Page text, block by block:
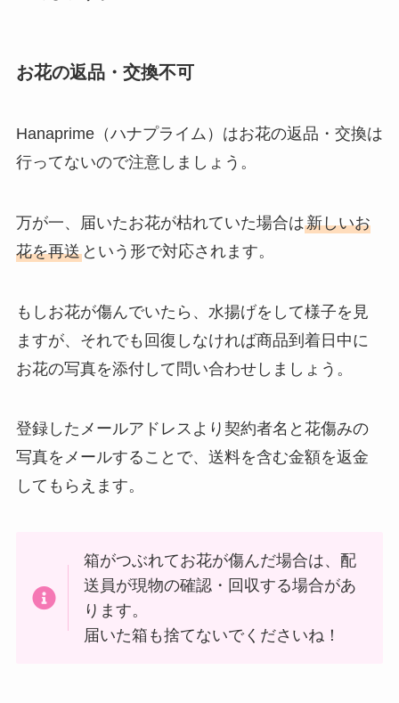
お花の返品・交換不可
Hanaprime（ハナプライム）はお花の返品・交換は
行ってないので注意しましょう。
万が一、届いたお花が枯れていた場合は新しいお
花を再送という形で対応されます。
もしお花が傷んでいたら、水揚げをして様子を見
ますが、それでも回復しなければ商品到着日中に
お花の写真を添付して問い合わせしましょう。
登録したメールアドレスより契約者名と花傷みの
写真をメールすることで、送料を含む金額を返金
してもらえます。
箱がつぶれてお花が傷んだ場合は、配
送員が現物の確認・回収する場合があ
ります。
届いた箱も捨てないでくださいね！